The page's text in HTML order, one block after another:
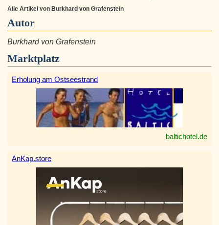
Alle Artikel von Burkhard von Grafenstein
Autor
Burkhard von Grafenstein
Marktplatz
Erholung am Ostseestrand
baltichotel.de
AnKap.store